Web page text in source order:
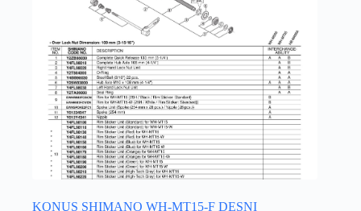
KONUS SHIMANO WH-MT15-F DESNI